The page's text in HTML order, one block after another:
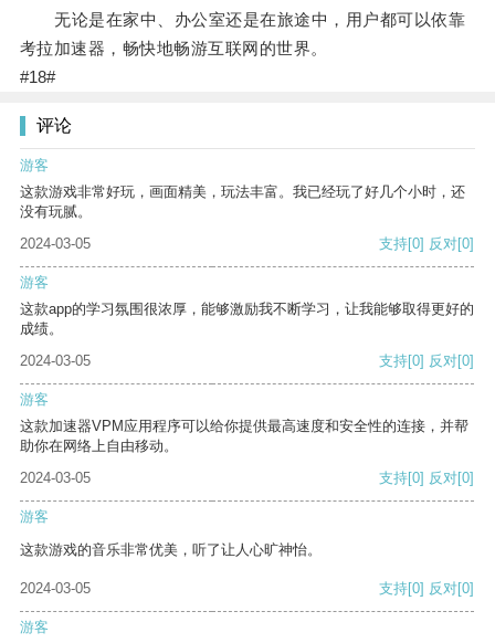
无论是在家中、办公室还是在旅途中，用户都可以依靠
考拉加速器，畅快地畅游互联网的世界。
#18#
评论
游客
这款游戏非常好玩，画面精美，玩法丰富。我已经玩了好几个小时，还
没有玩腻。
2024-03-05
支持[0] 反对[0]
游客
这款app的学习氛围很浓厚，能够激励我不断学习，让我能够取得更好的
成绩。
2024-03-05
支持[0] 反对[0]
游客
这款加速器VPM应用程序可以给你提供最高速度和安全性的连接，并帮
助你在网络上自由移动。
2024-03-05
支持[0] 反对[0]
游客
这款游戏的音乐非常优美，听了让人心旷神怡。
2024-03-05 支持[0] 反对[0]
游客